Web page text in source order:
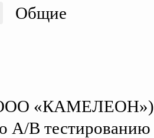
Общие
«КАМЕЛЕОН»)
А/В тестированию